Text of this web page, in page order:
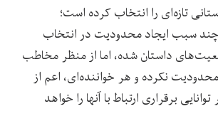
تازه‌ای را انتخاب کرده است؛
سبب ایجاد محدودیت در انتخاب
داستان شده، اما از منظر مخاطب
نکرده و هر خواننده‌ای، اعم از
برقراری ارتباط با آنها را خواهد